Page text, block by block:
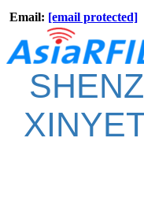
Email: [email protected]